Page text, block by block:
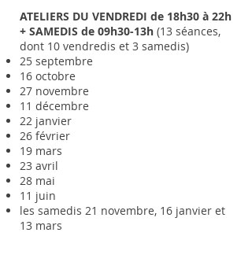
ATELIERS DU VENDREDI de 18h30 à 22h
+ SAMEDIS de 09h30-13h (13 séances,
dont 10 vendredis et 3 samedis)
25 septembre
16 octobre
27 novembre
11 décembre
22 janvier
26 février
19 mars
23 avril
28 mai
11 juin
les samedis 21 novembre, 16 janvier et
13 mars